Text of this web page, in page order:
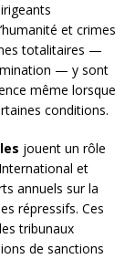
et crimes
totalitaires —
— y sont
même lorsque
conditions.
jouent un rôle
et
annuels sur la
répressifs. Ces
tribunaux
de sanctions